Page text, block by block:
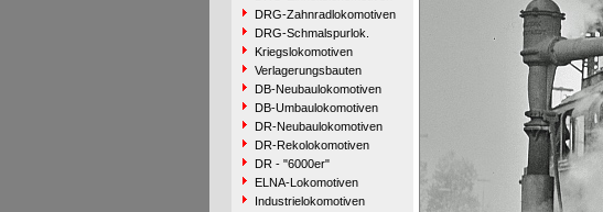
DRG-Zahnradlokomotiven
DRG-Schmalspurlok.
Kriegslokomotiven
Verlagerungsbauten
DB-Neubaulokomotiven
DB-Umbaulokomotiven
DR-Neubaulokomotiven
DR-Rekolokomotiven
DR - "6000er"
ELNA-Lokomotiven
Industrielokomotiven